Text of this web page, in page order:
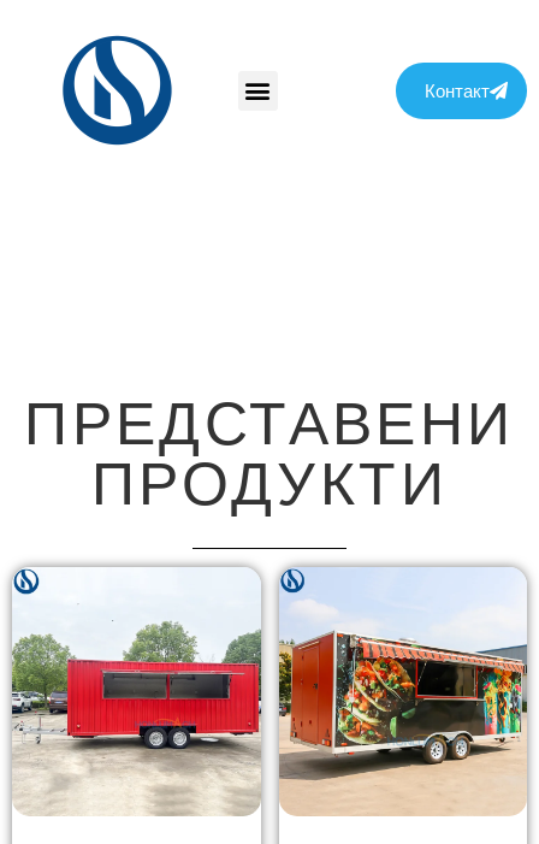
Контакт
ПРЕДСТАВЕНИ
ПРОДУКТИ